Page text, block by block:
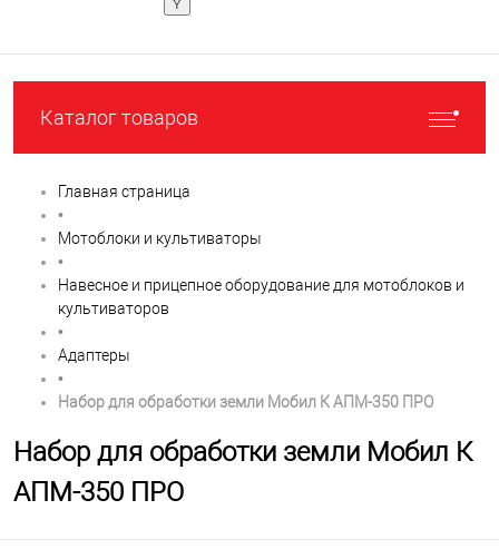
Каталог товаров
Главная страница
•
Мотоблоки и культиваторы
•
Навесное и прицепное оборудование для мотоблоков и
культиваторов
•
Адаптеры
•
Набор для обработки земли Мобил К АПМ-350 ПРО
Набор для обработки земли Мобил К
АПМ-350 ПРО